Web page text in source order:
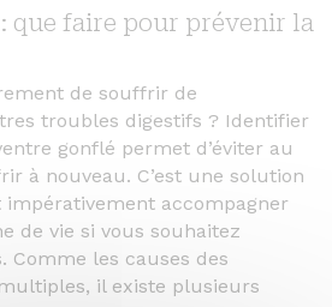
que faire pour prévenir la
de souffrir de
troubles digestifs ? Identifier
gonflé permet d’éviter au
à nouveau. C’est une solution
accompagner
de vie si vous souhaitez
Comme les causes des
il existe plusieurs